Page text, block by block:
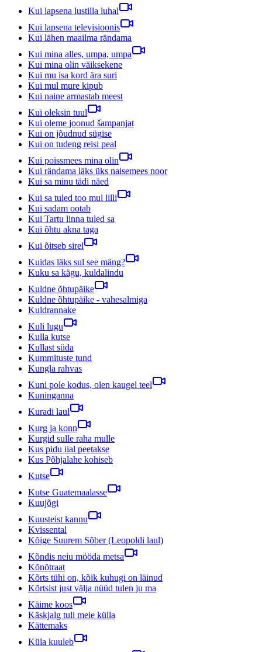
Kui lapsena lustilla luhal
Kui lapsena televisioonis
Kui lähen maailma rändama
Kui mina alles, umpa, umpa
Kui mina olin väiksekene
Kui mu isa kord ära suri
Kui mul mure kipub
Kui naine armastab meest
Kui oleksin tuul
Kui oleme joonud šampanjat
Kui on jõudnud sügise
Kui on tudeng reisi peal
Kui poissmees mina olin
Kui rändama läks üks naisemees noor
Kui sa minu tädi näed
Kui sa tuled too mul lilli
Kui sadam ootab
Kui Tartu linna tuled sa
Kui õhtu akna taga
Kui õitseb sirel
Kuidas läks sul see mäng?
Kuku sa kägu, kuldalindu
Kuldne õhtupäike
Kuldne õhtupäike - vahesalmiga
Kuldrannake
Kuli lugu
Kulla kutse
Kullast süda
Kummituste tund
Kungla rahvas
Kuni pole kodus, olen kaugel teel
Kuninganna
Kuradi laul
Kurg ja konn
Kurgid sulle raha mulle
Kus pidu iial peetakse
Kus Põhjalahe kohiseb
Kutse
Kutse Guatemaalasse
Kuujõgi
Kuusteist kannu
Kvissental
Kõige Suurem Sõber (Leopoldi laul)
Kõndis neiu mööda metsa
Kõnõtraat
Kõrts tühi on, kõik kuhugi on läinud
Kõrtsist just välja nüüd tulen ju ma
Käime koos
Käskjalg tuli meie külla
Kättemaks
Küla kuuleb